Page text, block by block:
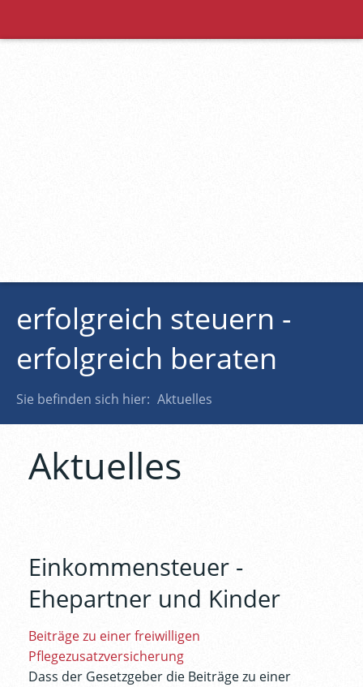
erfolgreich steuern -
erfolgreich beraten
Sie befinden sich hier: Aktuelles
Aktuelles
Einkommensteuer -
Ehepartner und Kinder
Beiträge zu einer freiwilligen
Pflegezusatzversicherung
Dass der Gesetzgeber die Beiträge zu einer